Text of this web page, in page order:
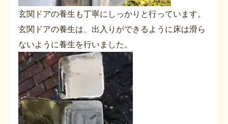
玄関ドアの養生も丁寧にしっかりと行っています。
玄関ドアの養生は、出入りができるように床は滑ら
ないように養生を行いました。